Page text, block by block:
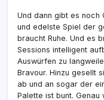
Und dann gibt es noch
und edelste Spiel der
braucht Ruhe. Und es
Sessions intelligent
Auswürfen zu
Bravour. Hinzu gesellt
ab und an sogar der
Palette ist bunt. Genau